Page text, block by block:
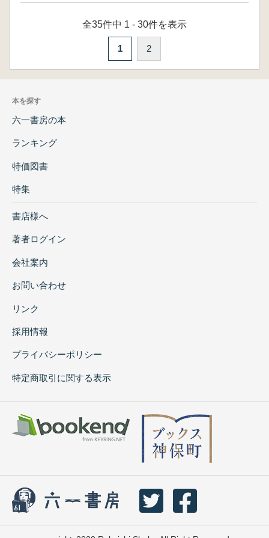
全35件中 1 - 30件を表示
1 2
本を探す
六一書房の本
ランキング
特価図書
特集
書店様へ
著者ログイン
会社案内
お問い合わせ
リンク
採用情報
プライバシーポリシー
特定商取引に関する表示